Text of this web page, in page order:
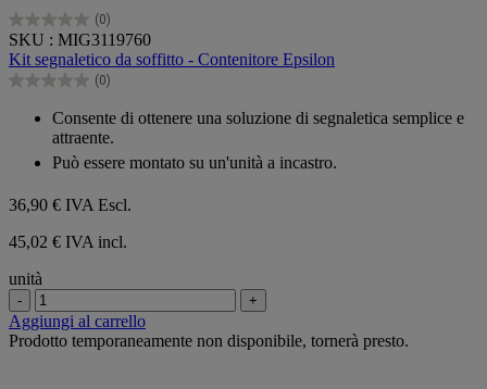
(0)
0.0
su
5
stelle.
SKU : MIG3119760
Kit segnaletico da soffitto - Contenitore Epsilon
(0)
0.0
Consente di ottenere una soluzione di segnaletica semplice e
attraente.
Può essere montato su un'unità a incastro.
36,90 € IVA Escl.
45,02 € IVA incl.
unità
- +
Aggiungi al carrello
Prodotto temporaneamente non disponibile, tornerà presto.